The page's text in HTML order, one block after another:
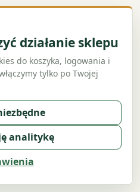
działanie sklepu
do koszyka, logowania i
tylko po Twojej
analitykę